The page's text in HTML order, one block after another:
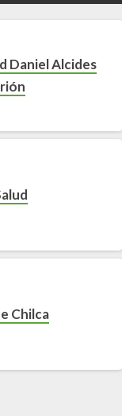
Daniel Alcides
Chilca